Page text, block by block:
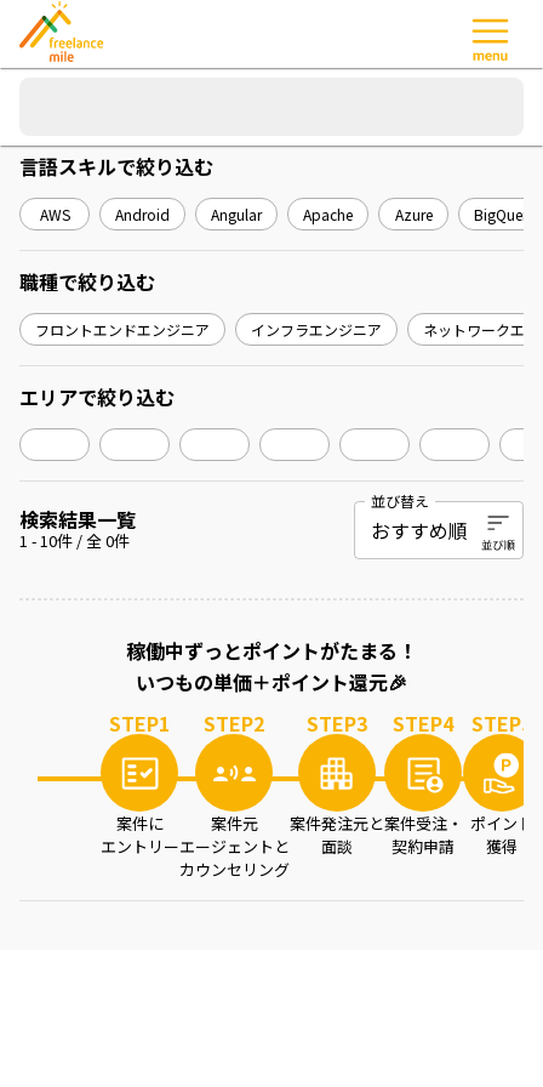
検索結果一覧
1 -10件 / 全0件
並び替え
言語スキルで絞り込む
AWS Android Angular Apache Azure BigQuery
職種で絞り込む
フロントエンドエンジニア インフラエンジニア ネットワークエ
エリアで絞り込む
稼働中ずっとポイントがたまる！
いつもの単価＋ポイント還元🎉
STEP1
案件に
エントリー
STEP2
案件元
エージェントと
カウンセリング
STEP3
案件発注元と
面談
STEP4
案件受注・
契約申請
STEP5
ポイント
獲得